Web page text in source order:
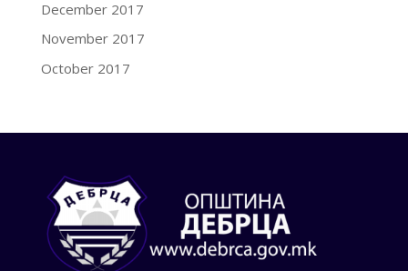
December 2017
November 2017
October 2017